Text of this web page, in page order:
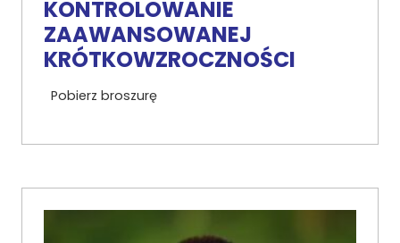
KONTROLOWANIE
ZAAWANSOWANEJ
KRÓTKOWZROCZNOŚCI
Pobierz broszurę